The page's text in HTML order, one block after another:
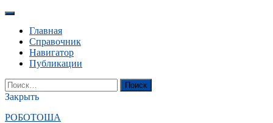
Перейти
содержанию
Главная
Справочник
Навигатор
Публикации
YouTube
Вконтакте
RSS
Поиск
Найти:
Закрыть
РОБОТОША